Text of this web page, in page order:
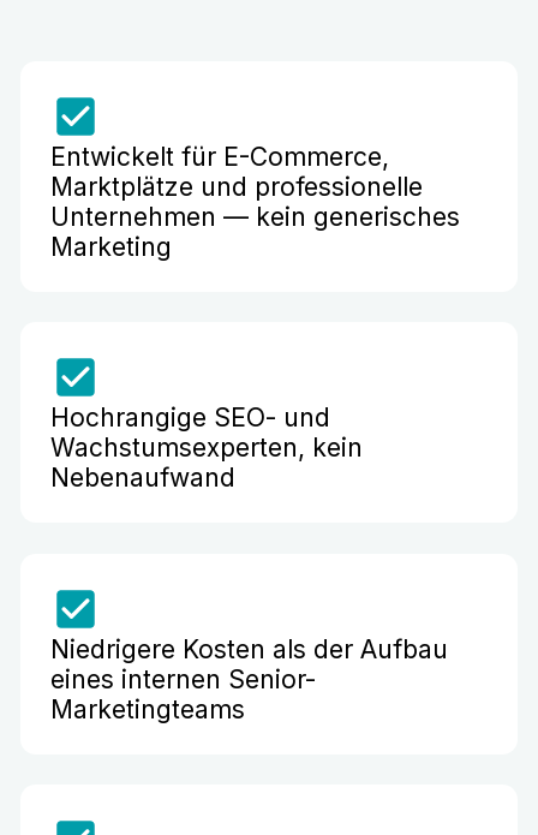
Entwickelt für E-Commerce,
Marktplätze und professionelle
Unternehmen — kein generisches
Marketing
Hochrangige SEO- und
Wachstumsexperten, kein
Nebenaufwand
Niedrigere Kosten als der Aufbau
eines internen Senior-
Marketingteams